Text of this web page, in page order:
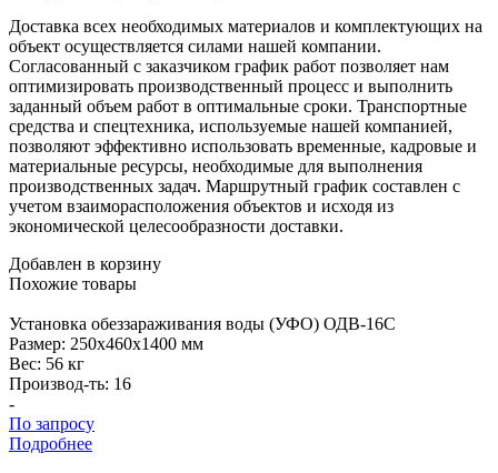
Доставка всех необходимых материалов и комплектующих на
объект осуществляется силами нашей компании.
Согласованный с заказчиком график работ позволяет нам
оптимизировать производственный процесс и выполнить
заданный объем работ в оптимальные сроки. Транспортные
средства и спецтехника, используемые нашей компанией,
позволяют эффективно использовать временные, кадровые и
материальные ресурсы, необходимые для выполнения
производственных задач. Маршрутный график составлен с
учетом взаиморасположения объектов и исходя из
экономической целесообразности доставки.
Добавлен в корзину
Похожие товары
Установка обеззараживания воды (УФО) ОДВ-16С
Размер: 250x460x1400 мм
Вес: 56 кг
Производ-ть: 16
-
По запросу
Подробнее